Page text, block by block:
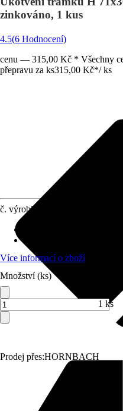
zinkováno, 1 kus
4.5(6 Hodnocení)
cenu — 315,00 Kč * Všechny
přepravu za ks315,00 Kč*/ ks
Prodej přes:HORNBACH
č. výrobku
Více informací o zboží
Množství (ks)
1 ks